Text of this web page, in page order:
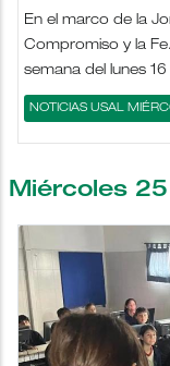
En el marco de la
Compromiso y la
semana del lunes 16
NOTICIAS USAL
Miércoles